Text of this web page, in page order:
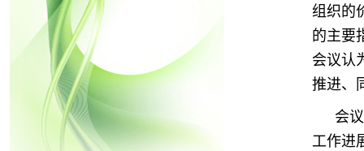
组织的
的主要
会议认
推进、
会
工作进